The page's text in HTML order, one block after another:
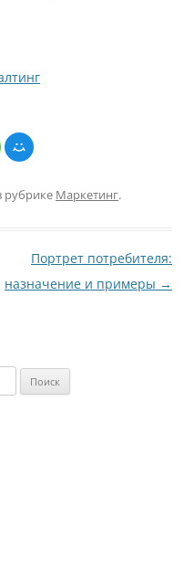
рубрике Маркетинг.
Портрет потребителя:
назначение и примеры →